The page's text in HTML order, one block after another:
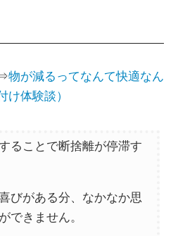
物が減るってなんて快適なん
け体験談）
ることで断捨離が停滞す
びがある分、なかなか思
できません。